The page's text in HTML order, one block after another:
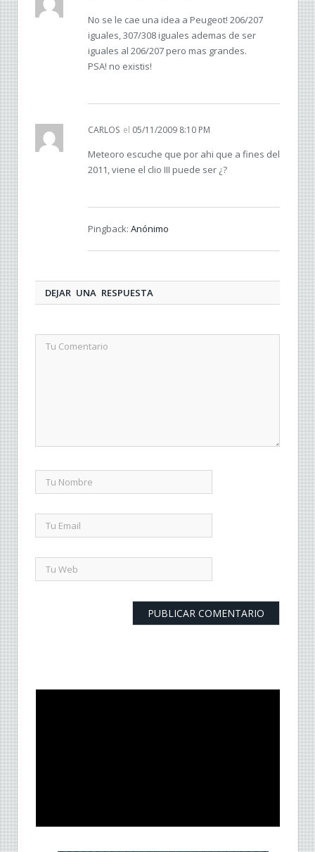
No se le cae una idea a Peugeot! 206/207
iguales, 307/308 iguales ademas de ser
iguales al 206/207 pero mas grandes.
PSA! no existis!
CARLOS el 05/11/2009 8:10 PM
Meteoro escuche que por ahi que a fines del
2011, viene el clio III puede ser ¿?
Pingback: Anónimo
DEJAR UNA RESPUESTA